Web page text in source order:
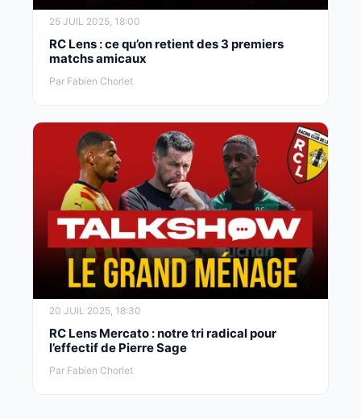
25 JUIL 2025, 18:00
RC Lens : ce qu’on retient des 3 premiers
matchs amicaux
Par Fabien Chorlet
20 JUIL 2025, 18:30
RC Lens Mercato : notre tri radical pour
l’effectif de Pierre Sage
Par Fabien Chorlet